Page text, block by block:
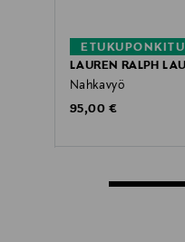
LAUREN RALPH
Nahkavyö
Original Price
95,00 €